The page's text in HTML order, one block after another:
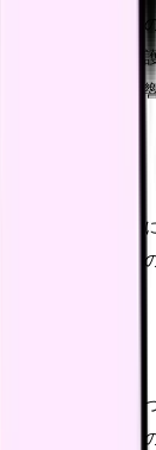
な要素は、視聴者
クションでは、看
職者の心に確実に
ます。
で見てもらうため
初の30秒で視聴者
を端的に表現しつ
ます。例えば、朝